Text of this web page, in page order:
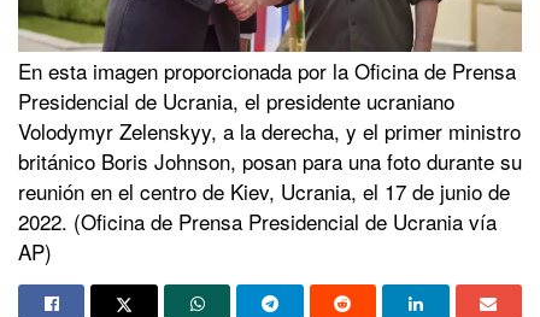
En esta imagen proporcionada por la Oficina de Prensa
Presidencial de Ucrania, el presidente ucraniano
Volodymyr Zelenskyy, a la derecha, y el primer ministro
británico Boris Johnson, posan para una foto durante su
reunión en el centro de Kiev, Ucrania, el 17 de junio de
2022. (Oficina de Prensa Presidencial de Ucrania vía
AP)